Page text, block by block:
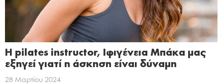
Η pilates instructor, Ιφιγένεια Μπάκα μας
εξηγεί γιατί η άσκηση είναι δύναμη
28 Μαρτίου 2024